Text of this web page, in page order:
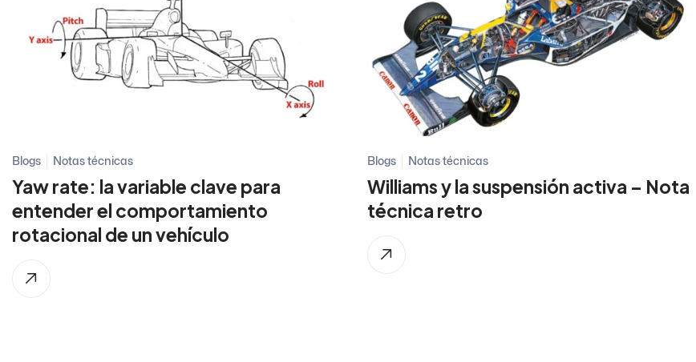
Blogs Notas técnicas
Yaw rate: la variable clave para
entender el comportamiento
rotacional de un vehículo
Blogs Notas técnicas
Williams y la suspensión activa – Nota
técnica retro